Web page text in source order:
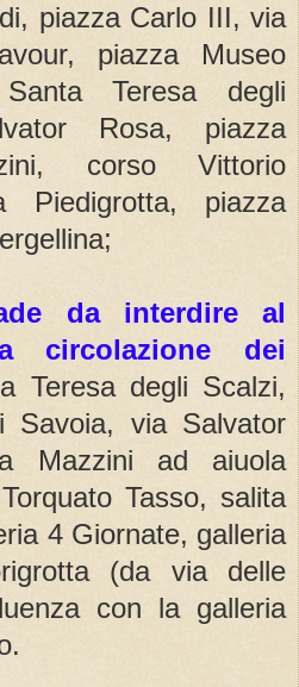
piazza Carlo III, via
piazza Museo
Teresa degli
Rosa, piazza
corso Vittorio
Piedigrotta, piazza
da interdire al
circolazione dei
Teresa degli Scalzi,
Savoia, via Salvator
Mazzini ad aiuola
Tasso, salita
4 Giornate, galleria
(da via delle
con la galleria